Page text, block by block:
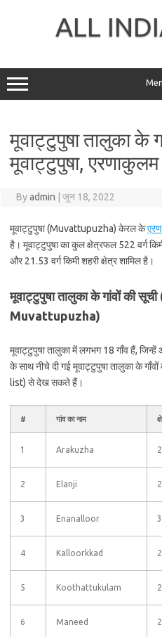
ALL
मूवाट्टुपुषा तालुका के
मूवाट्टुपुषा, एरणाकुलम
Byadmin जून 18, 2022
मूवाट्टुपुषा (Muvattupuzha) केरल के
है। मूवाट्टुपुषा का कुल क्षेत्रफल 522 वर्ग
और 21.53 वर्ग किमी शहरी क्षेत्र शामिल है।
मूवाट्टुपुषा तालुका के गांवों की
Muvattupuzha)
मूवाट्टुपुषा तालुका में लगभग 18 गाँव हैं,
के साथ नीचे दी गई मूवाट्टुपुषा तालुका के
list) से देख सकते हैं।
# गांव का नाम
1 Arakuzha
2 Elanji
3 Enanalloor
4 Kalloorkkad
5 Koothattukulam
6 Maneed